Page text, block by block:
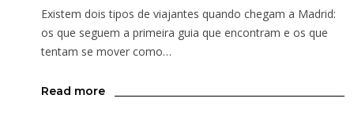
Existem dois tipos de viajantes quando chegam a Madrid:
os que seguem a primeira guia que encontram e os que
tentam se mover como…
Read more